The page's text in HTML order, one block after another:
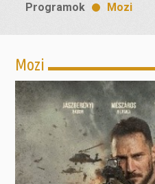
Programok Mozi
Mozi